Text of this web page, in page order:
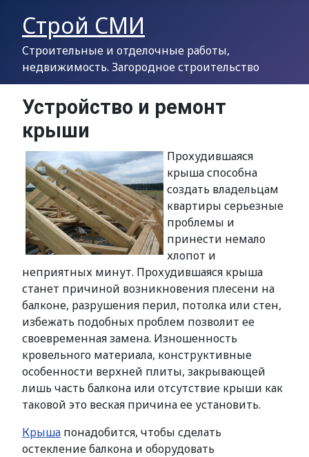
Строй СМИ
Строительные и отделочные работы,
недвижимость. Загородное строительство
Устройство и ремонт
крыши
Прохудившаяся
крыша способна
создать владельцам
квартиры серьезные
проблемы и
принести немало
хлопот и
неприятных минут. Прохудившаяся крыша
станет причиной возникновения плесени на
балконе, разрушения перил, потолка или стен,
избежать подобных проблем позволит ее
своевременная замена. Изношенность
кровельного материала, конструктивные
особенности верхней плиты, закрывающей
лишь часть балкона или отсутствие крыши как
таковой это веская причина ее установить.
Крыша понадобится, чтобы сделать
остекление балкона и оборудовать